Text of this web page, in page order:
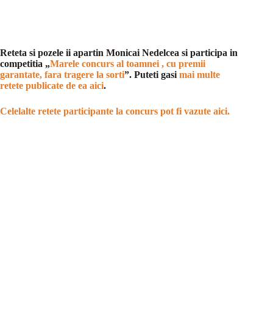
Reteta si pozele ii apartin Monicai Nedelcea si participa in
competitia „Marele concurs al toamnei , cu premii
garantate, fara tragere la sorti”. Puteti gasi mai multe
retete publicate de ea aici.
Celelalte retete participante la concurs pot fi vazute aici.